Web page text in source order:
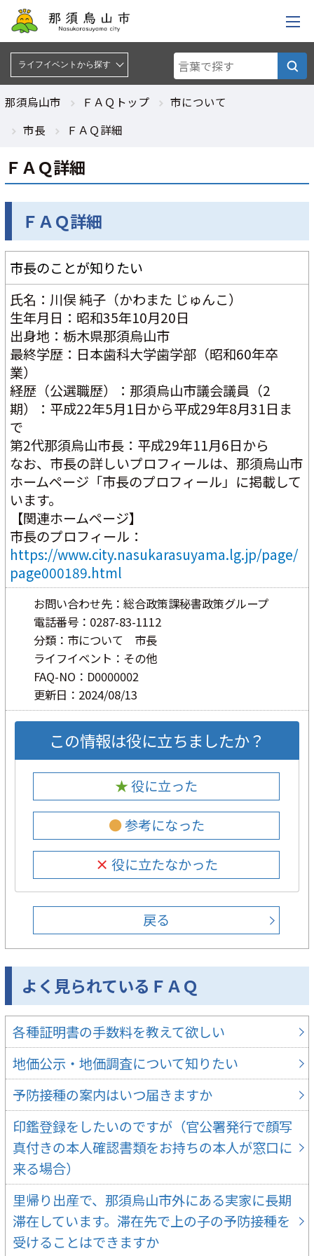
ライフイベントから探す :
ライフイベントから探す
那須烏山市 ＦＡＱトップ
市について
市長
ＦＡＱ詳細
ＦＡＱ詳細
ＦＡＱ詳細
市長のことが知りたい
氏名：川俣 純子（かわまた じゅんこ）
生年月日：昭和35年10月20日
出身地：栃木県那須烏山市
最終学歴：日本歯科大学歯学部（昭和60年卒
業）
経歴（公選職歴）：那須烏山市議会議員（2
期）：平成22年5月1日から平成29年8月31日ま
で
第2代那須烏山市長：平成29年11月6日から
なお、市長の詳しいプロフィールは、那須烏山市
ホームページ「市長のプロフィール」に掲載して
います。
【関連ホームページ】
市長のプロフィール：
https://www.city.nasukarasuyama.lg.jp/page/
page000189.html
お問い合わせ先：総合政策課秘書政策グループ
電話番号：0287-83-1112
分類：市について 市長
ライフイベント：その他
FAQ-NO：D0000002
更新日：2024/08/13
この情報は役に立ちましたか？
★ 役に立った
● 参考になった
× 役に立たなかった
戻る
よく見られているＦＡＱ
各種証明書の手数料を教えて欲しい
地価公示・地価調査について知りたい
予防接種の案内はいつ届きますか
印鑑登録をしたいのですが（官公署発行で顔写
真付きの本人確認書類をお持ちの本人が窓口に
来る場合）
里帰り出産で、那須烏山市外にある実家に長期
滞在しています。滞在先で上の子の予防接種を
受けることはできますか